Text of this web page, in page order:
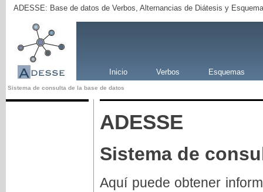
ADESSE: Base de datos de Verbos, Alternancias de Diátesis y
Inicio Verbos Esquemas
Sistema de consulta de la base de datos
ADESSE
Sistema de
Aquí puede obtener